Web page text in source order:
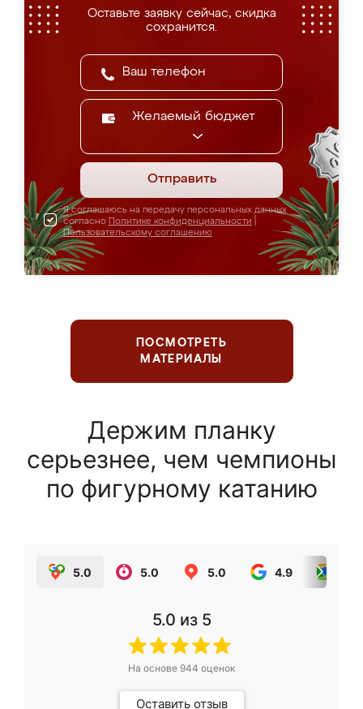
Оставьте заявку сейчас, скидка
сохранится.
Желаемый бюджет
Отправить
Я соглашаюсь на передачу персональных данных
согласно Политике конфиденциальности
Пользовательскому соглашению
ПОСМОТРЕТЬ
МАТЕРИАЛЫ
Держим планку
серьезнее, чем чемпионы
по фигурному катанию
5.0 5.0 5.0 4.9
5.0 из 5
На основе 944 оценок
Оставить отзыв